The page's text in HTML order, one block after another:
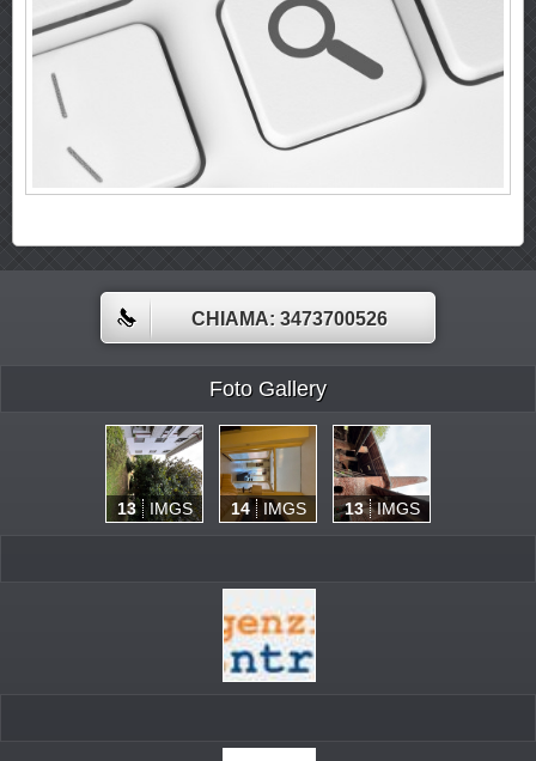
CHIAMA: 3473700526
Foto Gallery
13 IMGS 14 IMGS 13 IMGS